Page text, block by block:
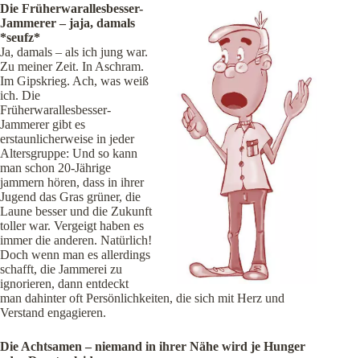
Die Früherwarallesbesser-
Jammerer – jaja, damals
*seufz*
Ja, damals – als ich jung war.
Zu meiner Zeit. In Aschram.
Im Gipskrieg. Ach, was weiß
ich. Die
Früherwarallesbesser-
Jammerer gibt es
erstaunlicherweise in jeder
Altersgruppe: Und so kann
man schon 20-Jährige
jammern hören, dass in ihrer
Jugend das Gras grüner, die
Laune besser und die Zukunft
toller war. Vergeigt haben es
immer die anderen. Natürlich!
Doch wenn man es allerdings
schafft, die Jammerei zu
ignorieren, dann entdeckt
man dahinter oft Persönlichkeiten, die sich mit Herz und
Verstand engagieren.
Die Achtsamen – niemand in ihrer Nähe wird je Hunger